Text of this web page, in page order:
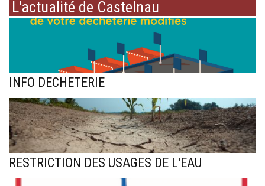
L'actualité de Castelnau
INFO DECHETERIE
RESTRICTION DES USAGES DE L'EAU